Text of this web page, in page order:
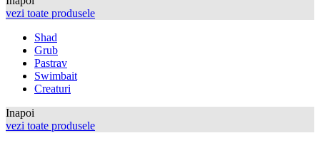
vezi toate produsele
Shad
Grub
Pastrav
Swimbait
Creaturi
Inapoi
vezi toate produsele